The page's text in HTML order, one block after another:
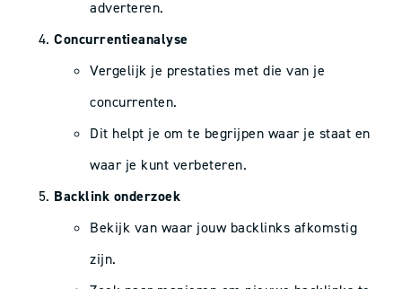
adverteren.
Concurrentieanalyse
Vergelijk je prestaties met die van je
concurrenten.
Dit helpt je om te begrijpen waar je staat en
waar je kunt verbeteren.
Backlink onderzoek
Bekijk van waar jouw backlinks afkomstig
zijn.